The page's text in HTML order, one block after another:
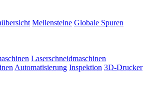
Meilensteine Globale Spuren
Laserschneidmaschinen
Automatisierung Inspektion 3D-Drucker